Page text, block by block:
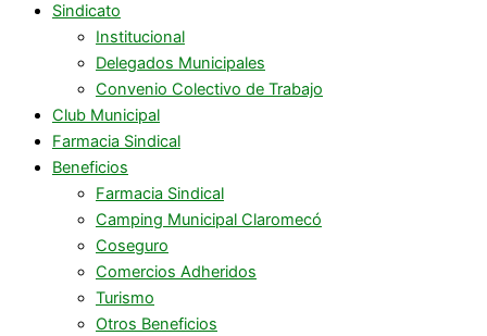
Sindicato
Institucional
Delegados Municipales
Convenio Colectivo de Trabajo
Club Municipal
Farmacia Sindical
Beneficios
Farmacia Sindical
Camping Municipal Claromecó
Coseguro
Comercios Adheridos
Turismo
Otros Beneficios